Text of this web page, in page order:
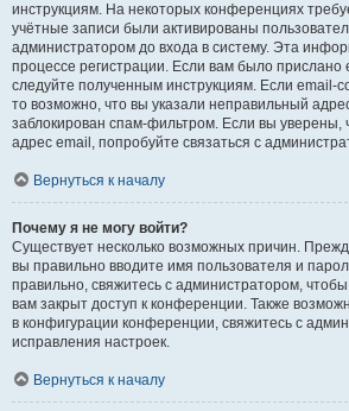
инструкциям. На некоторых конференциях
учётные записи были активированы
администратором до входа в систему. Эта
процессе регистрации. Если вам было
следуйте полученным инструкциям. Если email-
то возможно, что вы указали неправильный
заблокирован спам-фильтром. Если вы уверены,
адрес email, попробуйте связаться с
Вернуться к началу
Почему я не могу войти?
Существует несколько возможных причин.
вы правильно вводите имя пользователя и
правильно, свяжитесь с администратором,
вам закрыт доступ к конференции. Также
в конфигурации конференции, свяжитесь с
исправления настроек.
Вернуться к началу